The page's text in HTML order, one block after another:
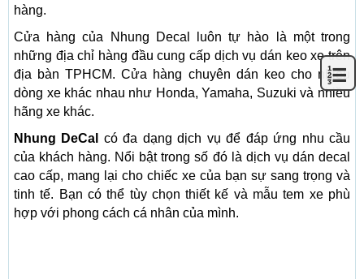
hàng.
Cửa hàng của Nhung Decal luôn tự hào là một trong
những địa chỉ hàng đầu cung cấp dịch vụ dán keo xe trên
địa bàn TPHCM. Cửa hàng chuyên dán keo cho nhiều
dòng xe khác nhau như Honda, Yamaha, Suzuki và nhiều
hãng xe khác.
Nhung DeCal có đa dạng dịch vụ để đáp ứng nhu cầu
của khách hàng. Nổi bật trong số đó là dịch vụ dán decal
cao cấp, mang lại cho chiếc xe của bạn sự sang trọng và
tinh tế. Bạn có thể tùy chọn thiết kế và mẫu tem xe phù
hợp với phong cách cá nhân của mình.